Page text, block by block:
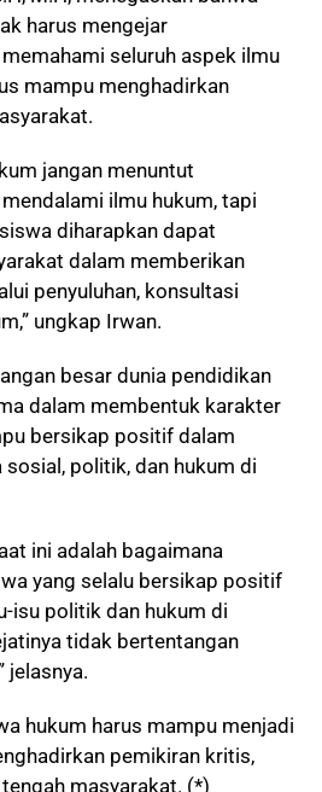
harus mengejar
seluruh aspek ilmu
mampu menghadirkan
jangan menuntut
ilmu hukum, tapi
diharapkan dapat
dalam memberikan
penyuluhan, konsultasi
ungkap Irwan.
besar dunia pendidikan
dalam membentuk karakter
bersikap positif dalam
politik, dan hukum di
ini adalah bagaimana
yang selalu bersikap positif
isu politik dan hukum di
tidak bertentangan
jelasnya.
hukum harus mampu menjadi
pemikiran kritis,
masyarakat. (*)